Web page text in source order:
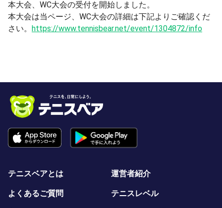
本大会、WC大会の受付を開始しました。
本大会は当ページ、WC大会の詳細は下記よりご確認くだ
さい。 https://www.tennisbear.net/event/1304872/info
テニスベアとは 運営者紹介
よくあるご質問 テニスレベル